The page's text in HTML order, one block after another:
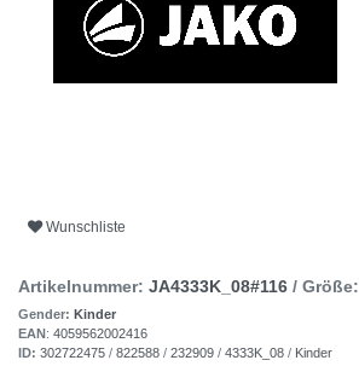
Wunschliste
Artikelnummer: JA4333K_08#116 / Größe:
Gender: Kinder
EAN: 4059562002416
ID: 302722475 / 822588 / 232909 / 4333K_08 / Kinder